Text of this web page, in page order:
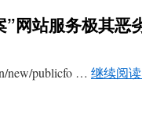
网站服务极其恶
new/publicfo … 继续阅读